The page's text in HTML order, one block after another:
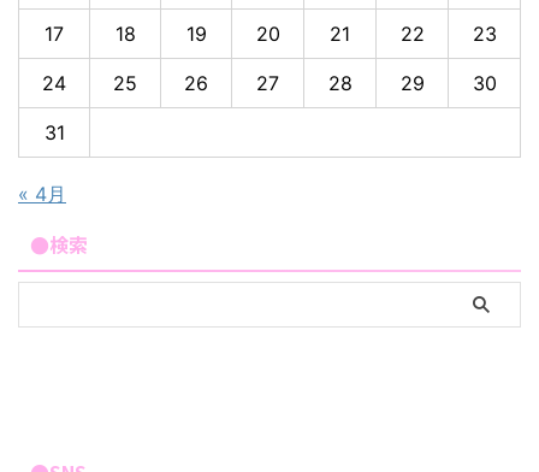
17 18 19 20 21 22 23
24 25 26 27 28 29 30
31
« 4月
●検索